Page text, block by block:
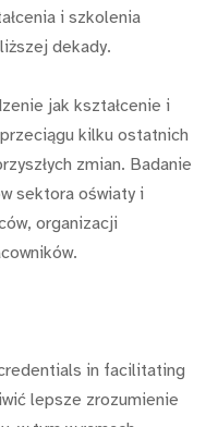
i szkolenia
dekady.
jak kształcenie i
kilku ostatnich
zmian. Badanie
sektora oświaty i
organizacji
in facilitating
lepsze zrozumienie